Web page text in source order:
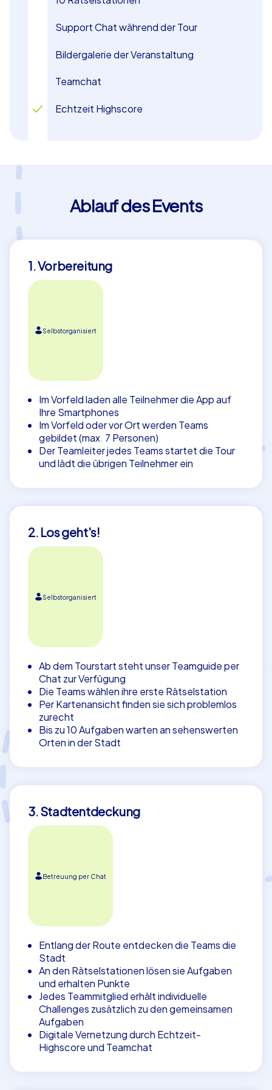
Support Chat während der Tour
Bildergalerie der Veranstaltung
Teamchat
Echtzeit Highscore
Ablauf des Events
1. Vorbereitung
Selbstorganisiert
Im Vorfeld laden alle Teilnehmer die App auf
Ihre Smartphones
Im Vorfeld oder vor Ort werden Teams
gebildet (max. 7 Personen)
Der Teamleiter jedes Teams startet die Tour
und lädt die übrigen Teilnehmer ein
2. Los geht's!
Selbstorganisiert
Ab dem Tourstart steht unser Teamguide per
Chat zur Verfügung
Die Teams wählen ihre erste Rätselstation
Per Kartenansicht finden sie sich problemlos
zurecht
Bis zu 10 Aufgaben warten an sehenswerten
Orten in der Stadt
3. Stadtentdeckung
Betreuung per Chat
Entlang der Route entdecken die Teams die
Stadt
An den Rätselstationen lösen sie Aufgaben
und erhalten Punkte
Jedes Teammitglied erhält individuelle
Challenges zusätzlich zu den gemeinsamen
Aufgaben
Digitale Vernetzung durch Echtzeit-
Highscore und Teamchat